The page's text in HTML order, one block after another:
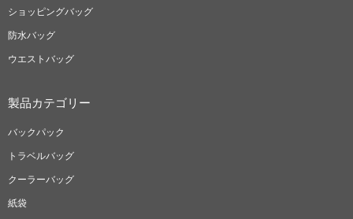
ショッピングバッグ
防水バッグ
ウエストバッグ
製品カテゴリー
バックパック
トラベルバッグ
クーラーバッグ
紙袋